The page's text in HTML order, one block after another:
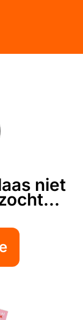
niet